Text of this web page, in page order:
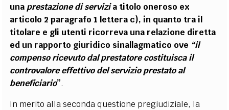
una prestazione di servizia titolo oneroso ex
articolo 2 paragrafo 1 lettera c), in quanto tra il
titolare e gli utenti ricorreva una relazione diretta
ed un rapporto giuridico sinallagmatico ove “il
compenso ricevuto dal prestatore costituisca il
controvalore effettivo del servizio prestato al
beneficiario”.
In merito alla seconda questione pregiudiziale, la